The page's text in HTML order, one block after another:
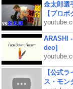
金太郎選
【プロ
ARASHI
deo]
【公式
ス・モン